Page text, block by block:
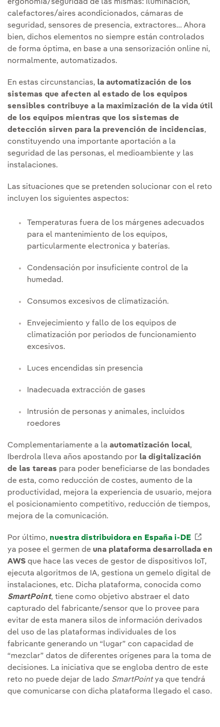
ergonomía/seguridad de las mismas: iluminación,
calefactores/aires acondicionados, cámaras de
seguridad, sensores de presencia, extractores… Ahora
bien, dichos elementos no siempre están controlados
de forma óptima, en base a una sensorización online ni,
normalmente, automatizados.
En estas circunstancias, la automatización de los
sistemas que afecten al estado de los equipos
sensibles contribuye a la maximización de la vida útil
de los equipos mientras que los sistemas de
detección sirven para la prevención de incidencias,
constituyendo una importante aportación a la
seguridad de las personas, el medioambiente y las
instalaciones.
Las situaciones que se pretenden solucionar con el reto
incluyen los siguientes aspectos:
Temperaturas fuera de los márgenes adecuados
para el mantenimiento de los equipos,
particularmente electronica y baterías.
Condensación por insuficiente control de la
humedad.
Consumos excesivos de climatización.
Envejecimiento y fallo de los equipos de
climatización por periodos de funcionamiento
excesivos.
Luces encendidas sin presencia
Inadecuada extracción de gases
Intrusión de personas y animales, incluidos
roedores
Complementariamente a la automatización local,
Iberdrola lleva años apostando por la digitalización
de las tareas para poder beneficiarse de las bondades
de esta, como reducción de costes, aumento de la
productividad, mejora la experiencia de usuario, mejora
el posicionamiento competitivo, reducción de tiempos,
mejora de la comunicación.
Por último, nuestra distribuidora en España i-DE
ya posee el germen de una plataforma desarrollada en
AWS que hace las veces de gestor de dispositivos IoT,
ejecuta algoritmos de IA, gestiona un gemelo digital de
instalaciones, etc. Dicha plataforma, conocida como
SmartPoint, tiene como objetivo abstraer el dato
capturado del fabricante/sensor que lo provee para
evitar de esta manera silos de información derivados
del uso de las plataformas individuales de los
fabricante generando un “lugar” con capacidad de
“mezclar” datos de diferentes orígenes para la toma de
decisiones. La iniciativa que se engloba dentro de este
reto no puede dejar de lado SmartPointya que tendrá
que comunicarse con dicha plataforma llegado el caso.